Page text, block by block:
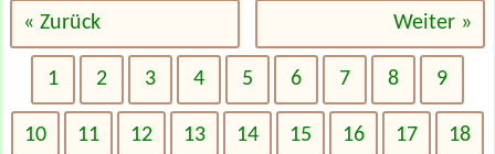
« Zurück Weiter »
1 2 3 4 5 6 7 8 9
10 11 12 13 14 15 16 17 18